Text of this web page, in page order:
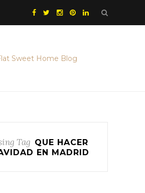
Tag QUE HACER
EN MADRID